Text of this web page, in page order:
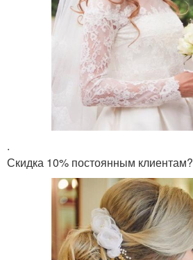
.
Скидка 10% постоянным клиентам?